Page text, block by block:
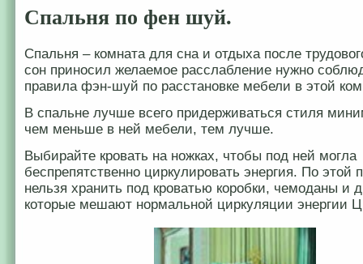
Спальня по фен шуй.
Спальня – комната для сна и отдыха после
сон приносил желаемое расслабление нужно
правила фэн-шуй по расстановке мебели в этой
В спальне лучше всего придерживаться стиля
чем меньше в ней мебели, тем лучше.
Выбирайте кровать на ножках, чтобы под ней могла
беспрепятственно циркулировать энергия. По этой
нельзя хранить под кроватью коробки, чемоданы и
которые мешают нормальной циркуляции энергии